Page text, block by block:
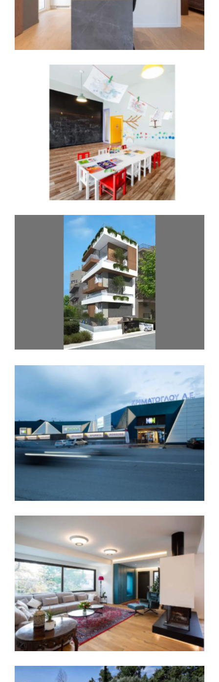
Ανακαίνιση διαμερίσματος στο κέντρο της
Χαλκίδας
Βρεφονηπιακός σταθμός και νηπιαγωγείο
“Παιδικό Βασίλειο” στη Ν. Αρτάκη,
Χαλκίδα
Εξαόροφη πολυκατοικία στην περιοχή
‘Φάρος’, Χαλκίδα
Διαμόρφωση όψεων καταστήματος ‘K
GREEN’ εταιρείας KRIMATOGLOU GROUP